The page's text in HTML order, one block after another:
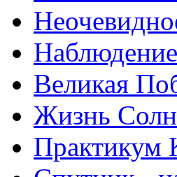
Великая
Жизнь
Практикум